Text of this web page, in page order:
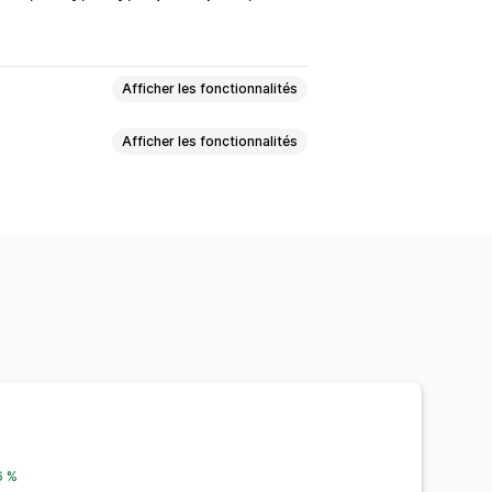
Afficher les fonctionnalités
Afficher les fonctionnalités
%